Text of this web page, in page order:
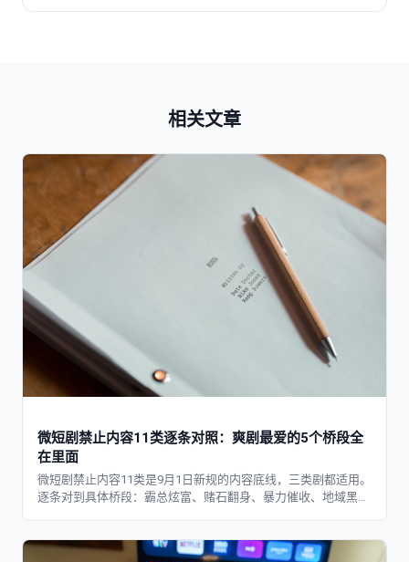
相关文章
微短剧禁止内容11类逐条对照：爽剧最爱的5个桥段全
在里面
微短剧禁止内容11类是9月1日新规的内容底线，三类剧都适用。
逐条对到具体桥段：霸总炫富、赌石翻身、暴力催收、地域黑，